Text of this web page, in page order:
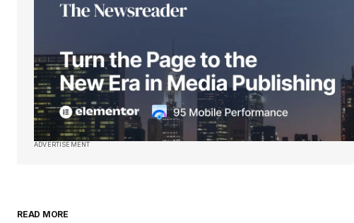
ADVERTISEMENT
READ MORE